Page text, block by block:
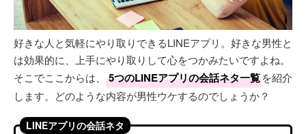
好きな人と気軽にやり取りできるLINEアプリ。好きな男性と
は効果的に、上手にやり取りして心をつかみたいですよね。
そこでここからは、
5つのLINEアプリの会話ネタ一覧を紹介
します。どのような内容が男性ウケするのでしょうか？
LINEアプリの会話ネタ